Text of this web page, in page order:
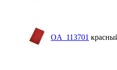
OA_113701